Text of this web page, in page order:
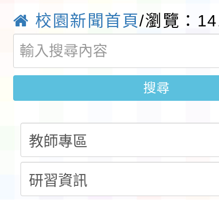
實施要點各1份
程
函轉國家通訊傳播委員
鎮韌性（防空）演習－
速演練執行計畫」
「115年金融知識線上
法」
本校115學年度第1學
第3次招考代課鐘點教
告(不再辦理後續甄選)
檢送「桃園市115學年
賽實施要點」1份
本市「115學年度學生
程安排一案
「桃園市補助參觀特色
展演活動實施計畫」
校園新聞首頁/瀏覽：
搜尋